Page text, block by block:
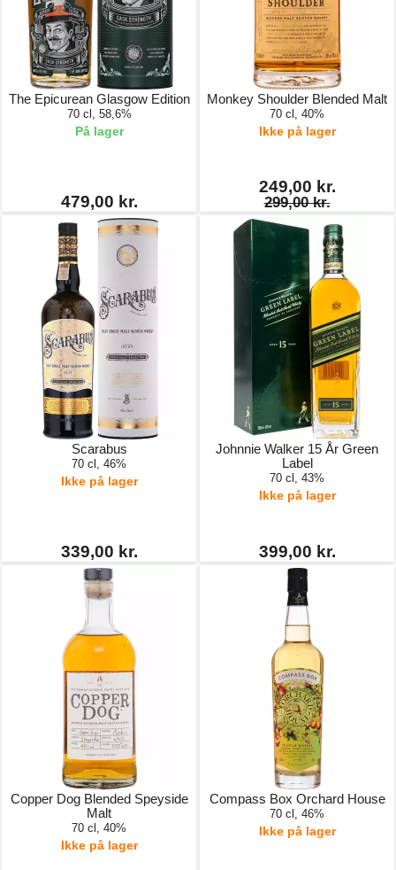
The Epicurean Glasgow Edition
70 cl, 58,6%
På lager
479,00 kr.
Monkey Shoulder Blended Malt
70 cl, 40%
Ikke på lager
249,00 kr.
299,00 kr.
Scarabus
70 cl, 46%
Ikke på lager
339,00 kr.
Johnnie Walker 15 År Green
Label
70 cl, 43%
Ikke på lager
399,00 kr.
Copper Dog Blended Speyside
Malt
70 cl, 40%
Ikke på lager
Compass Box Orchard House
70 cl, 46%
Ikke på lager